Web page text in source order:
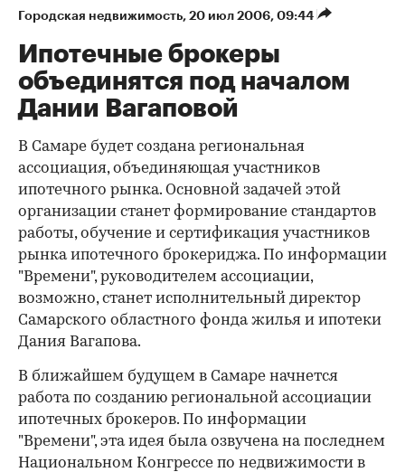
Городская недвижимость⁠, 20 июл 2006, 09:44
Ипотечные брокеры
объединятся под началом
Дании Вагаповой
В Самаре будет создана региональная
ассоциация, объединяющая участников
ипотечного рынка. Основной задачей этой
организации станет формирование стандартов
работы, обучение и сертификация участников
рынка ипотечного брокериджа. По информации
"Времени", руководителем ассоциации,
возможно, станет исполнительный директор
Самарского областного фонда жилья и ипотеки
Дания Вагапова.
В ближайшем будущем в Самаре начнется
работа по созданию региональной ассоциации
ипотечных брокеров. По информации
"Времени", эта идея была озвучена на последнем
Национальном Конгрессе по недвижимости в